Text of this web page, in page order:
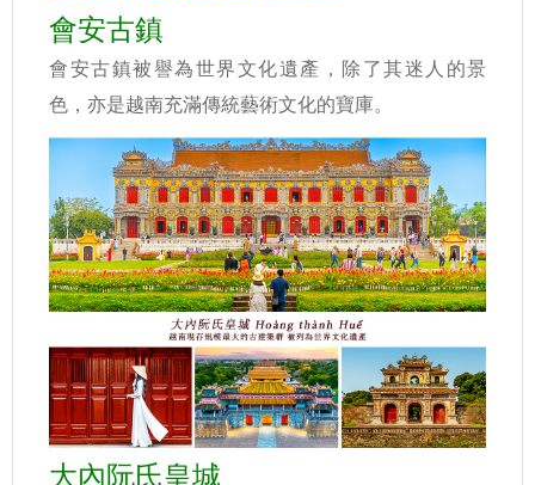
會安古鎮
會安古鎮被譽為世界文化遺產，除了其迷人的景
色，亦是越南充滿傳統藝術文化的寶庫。
大內阮氏皇城